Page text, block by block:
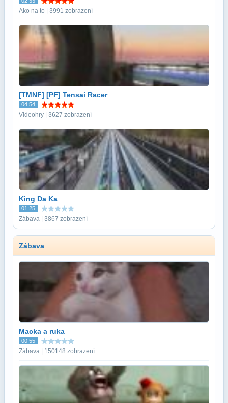
Ako na to | 3991 zobrazení
[TMNF] [PF] Tensai Racer
04:54
Videohry | 3627 zobrazení
King Da Ka
01:25
Zábava | 3867 zobrazení
Zábava
Macka a ruka
00:55
Zábava | 150148 zobrazení